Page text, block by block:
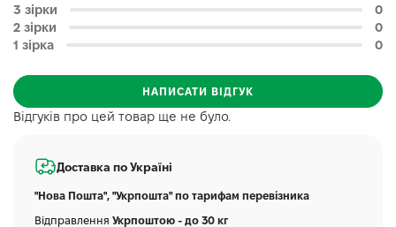
Відгуків про цей товар ще не було.
3 зірки
0
2 зірки
0
1 зірка
0
НАПИСАТИ ВІДГУК
Доставка по Україні
"Нова Пошта", "Укрпошта" по тарифам перевізника
Відправлення Укрпоштою - до 30 кг